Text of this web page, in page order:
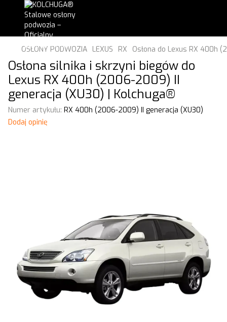
OSŁONY PODWOZIA LEXUS RX Osłona do Lexus RX 400h
Osłona silnika i skrzyni biegów do
Lexus RX 400h (2006-2009) II
generacja (XU30) | Kolchuga®
Numer artykułu: RX 400h (2006-2009) II generacja (XU30)
Dodaj opinię